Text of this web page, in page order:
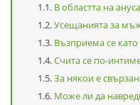
В областта на
Усещанията за
Възприема се като
Счита се по-
За някои е
Може ли да